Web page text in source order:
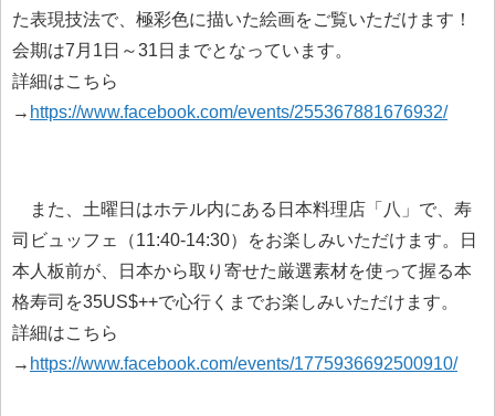
た表現技法で、極彩色に描いた絵画をご覧いただけます！
会期は7月1日～31日までとなっています。
詳細はこちら
→ https://www.facebook.com/events/255367881676932/
また、土曜日はホテル内にある日本料理店「八」で、寿
司ビュッフェ（11:40-14:30）をお楽しみいただけます。日
本人板前が、日本から取り寄せた厳選素材を使って握る本
格寿司を35US$++で心行くまでお楽しみいただけます。
詳細はこちら
→ https://www.facebook.com/events/1775936692500910/